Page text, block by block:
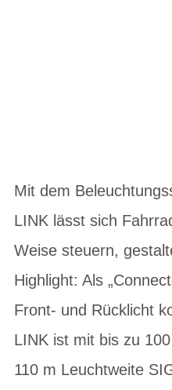
Mit dem
LINK lässt sich
Weise steuern,
Highlight: Als
Front- und Rücklicht
LINK ist mit bis zu
110 m Leuchtweite